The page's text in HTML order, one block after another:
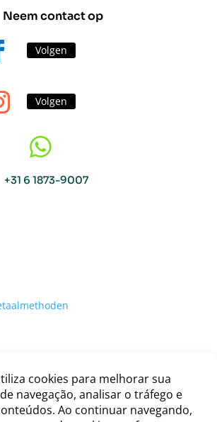
Neem contact op
Volgen
Volgen

+31 6 1873-9007
© Viva o Sabor 2026
samenkomt met de smaak
van Brazilië.